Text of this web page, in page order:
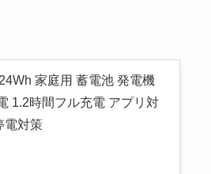
家庭用 蓄電池 発電機
1.2時間フル充電 アプリ対
電対策